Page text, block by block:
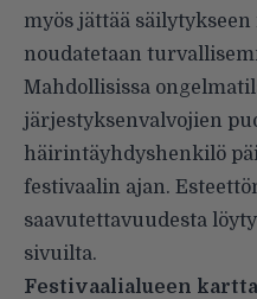
myös jättää
noudatetaan
Mahdollisissa
järjestyksenvalvojien
häirintäyhdyshenkilö
festivaalin ajan.
saavutettavuudesta
sivuilta.
Festivaalialueen kartta